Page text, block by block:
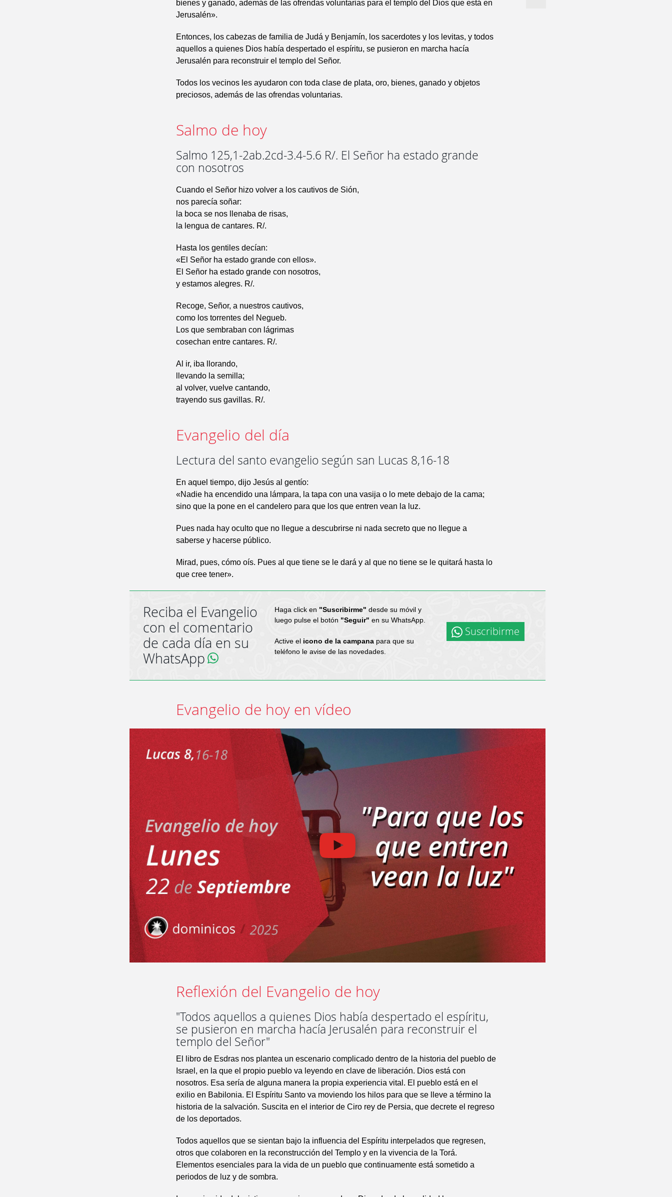
bienes y ganado, además de las ofrendas voluntarias para el templo del Dios que está en
Jerusalén».
Entonces, los cabezas de familia de Judá y Benjamín, los sacerdotes y los levitas, y todos
aquellos a quienes Dios había despertado el espíritu, se pusieron en marcha hacía
Jerusalén para reconstruir el templo del Señor.
Todos los vecinos les ayudaron con toda clase de plata, oro, bienes, ganado y objetos
preciosos, además de las ofrendas voluntarias.
Salmo de hoy
Salmo 125,1-2ab.2cd-3.4-5.6 R/. El Señor ha estado grande
con nosotros
Cuando el Señor hizo volver a los cautivos de Sión,
nos parecía soñar:
la boca se nos llenaba de risas,
la lengua de cantares. R/.
Hasta los gentiles decían:
«El Señor ha estado grande con ellos».
El Señor ha estado grande con nosotros,
y estamos alegres. R/.
Recoge, Señor, a nuestros cautivos,
como los torrentes del Negueb.
Los que sembraban con lágrimas
cosechan entre cantares. R/.
Al ir, iba llorando,
llevando la semilla;
al volver, vuelve cantando,
trayendo sus gavillas. R/.
Evangelio del día
Lectura del santo evangelio según san Lucas 8,16-18
En aquel tiempo, dijo Jesús al gentío:
«Nadie ha encendido una lámpara, la tapa con una vasija o lo mete debajo de la cama;
sino que la pone en el candelero para que los que entren vean la luz.
Pues nada hay oculto que no llegue a descubrirse ni nada secreto que no llegue a
saberse y hacerse público.
Mirad, pues, cómo oís. Pues al que tiene se le dará y al que no tiene se le quitará hasta lo
que cree tener».
Reciba el Evangelio
con el comentario
de cada día en su
WhatsApp
Haga click en "Suscribirme" desde su móvil y
luego pulse el botón "Seguir" en su WhatsApp.
Active el icono de la campanapara que su
teléfono le avise de las novedades.
Suscribirme
Evangelio de hoy en vídeo
Reflexión del Evangelio de hoy
"Todos aquellos a quienes Dios había despertado el espíritu,
se pusieron en marcha hacía Jerusalén para reconstruir el
templo del Señor"
El libro de Esdras nos plantea un escenario complicado dentro de la historia del pueblo de
Israel, en la que el propio pueblo va leyendo en clave de liberación. Dios está con
nosotros. Esa sería de alguna manera la propia experiencia vital. El pueblo está en el
exilio en Babilonia. El Espíritu Santo va moviendo los hilos para que se lleve a término la
historia de la salvación. Suscita en el interior de Ciro rey de Persia, que decrete el regreso
de los deportados.
Todos aquellos que se sientan bajo la influencia del Espíritu interpelados que regresen,
otros que colaboren en la reconstrucción del Templo y en la vivencia de la Torá.
Elementos esenciales para la vida de un pueblo que continuamente está sometido a
periodos de luz y de sombra.